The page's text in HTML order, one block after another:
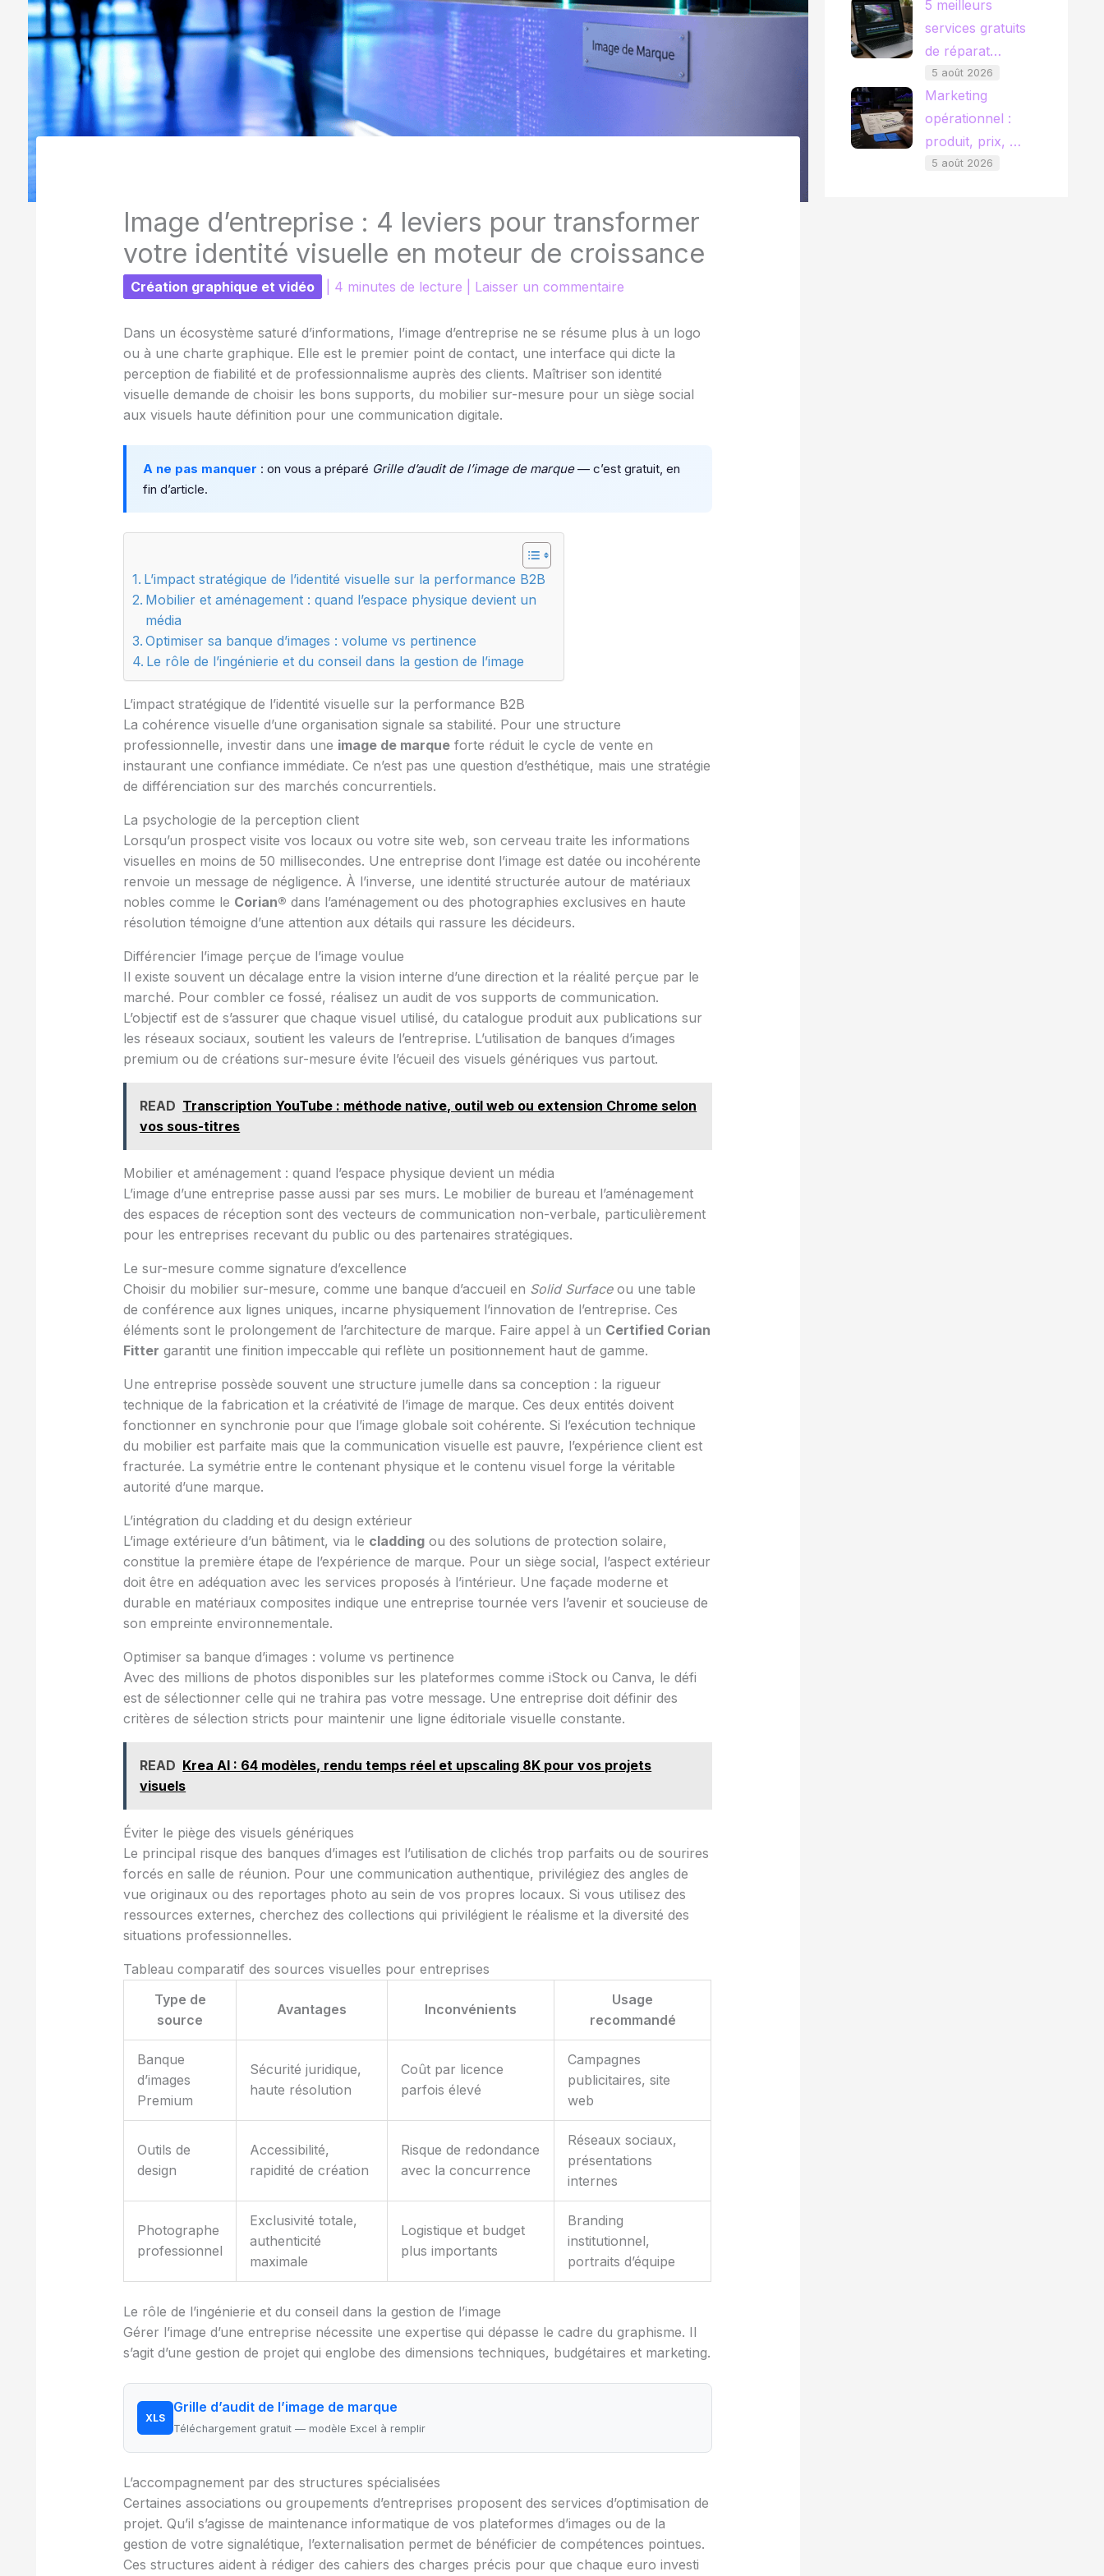
Image d’entreprise : 4 leviers pour transformer
votre identité visuelle en moteur de croissance
Création graphique et vidéo 4 minutes de lecture Laisser un commentaire
Dans un écosystème saturé d’informations, l’image d’entreprise ne se résume plus à un logo
ou à une charte graphique. Elle est le premier point de contact, une interface qui dicte la
perception de fiabilité et de professionnalisme auprès des clients. Maîtriser son identité
visuelle demande de choisir les bons supports, du mobilier sur-mesure pour un siège social
aux visuels haute définition pour une communication digitale.
A ne pas manquer : on vous a préparé Grille d’audit de l’image de marque— c’est gratuit, en
fin d’article.
L’impact stratégique de l’identité visuelle sur la performance B2B
Mobilier et aménagement : quand l’espace physique devient un
média
Optimiser sa banque d’images : volume vs pertinence
Le rôle de l’ingénierie et du conseil dans la gestion de l’image
L’impact stratégique de l’identité visuelle sur la performance B2B
La cohérence visuelle d’une organisation signale sa stabilité. Pour une structure
professionnelle, investir dans une image de marque forte réduit le cycle de vente en
instaurant une confiance immédiate. Ce n’est pas une question d’esthétique, mais une stratégie
de différenciation sur des marchés concurrentiels.
La psychologie de la perception client
Lorsqu’un prospect visite vos locaux ou votre site web, son cerveau traite les informations
visuelles en moins de 50 millisecondes. Une entreprise dont l’image est datée ou incohérente
renvoie un message de négligence. À l’inverse, une identité structurée autour de matériaux
nobles comme le Corian® dans l’aménagement ou des photographies exclusives en haute
résolution témoigne d’une attention aux détails qui rassure les décideurs.
Différencier l’image perçue de l’image voulue
Il existe souvent un décalage entre la vision interne d’une direction et la réalité perçue par le
marché. Pour combler ce fossé, réalisez un audit de vos supports de communication.
L’objectif est de s’assurer que chaque visuel utilisé, du catalogue produit aux publications sur
les réseaux sociaux, soutient les valeurs de l’entreprise. L’utilisation de banques d’images
premium ou de créations sur-mesure évite l’écueil des visuels génériques vus partout.
READ Transcription YouTube : méthode native, outil web ou extension Chrome selon
vos sous-titres
Mobilier et aménagement : quand l’espace physique devient un média
L’image d’une entreprise passe aussi par ses murs. Le mobilier de bureau et l’aménagement
des espaces de réception sont des vecteurs de communication non-verbale, particulièrement
pour les entreprises recevant du public ou des partenaires stratégiques.
Le sur-mesure comme signature d’excellence
Choisir du mobilier sur-mesure, comme une banque d’accueil en Solid Surfaceou une table
de conférence aux lignes uniques, incarne physiquement l’innovation de l’entreprise. Ces
éléments sont le prolongement de l’architecture de marque. Faire appel à un Certified Corian
Fitter garantit une finition impeccable qui reflète un positionnement haut de gamme.
Une entreprise possède souvent une structure jumelle dans sa conception : la rigueur
technique de la fabrication et la créativité de l’image de marque. Ces deux entités doivent
fonctionner en synchronie pour que l’image globale soit cohérente. Si l’exécution technique
du mobilier est parfaite mais que la communication visuelle est pauvre, l’expérience client est
fracturée. La symétrie entre le contenant physique et le contenu visuel forge la véritable
autorité d’une marque.
L’intégration du cladding et du design extérieur
L’image extérieure d’un bâtiment, via le cladding ou des solutions de protection solaire,
constitue la première étape de l’expérience de marque. Pour un siège social, l’aspect extérieur
doit être en adéquation avec les services proposés à l’intérieur. Une façade moderne et
durable en matériaux composites indique une entreprise tournée vers l’avenir et soucieuse de
son empreinte environnementale.
Optimiser sa banque d’images : volume vs pertinence
Avec des millions de photos disponibles sur les plateformes comme iStock ou Canva, le défi
est de sélectionner celle qui ne trahira pas votre message. Une entreprise doit définir des
critères de sélection stricts pour maintenir une ligne éditoriale visuelle constante.
READ Krea AI : 64 modèles, rendu temps réel et upscaling 8K pour vos projets
visuels
Éviter le piège des visuels génériques
Le principal risque des banques d’images est l’utilisation de clichés trop parfaits ou de sourires
forcés en salle de réunion. Pour une communication authentique, privilégiez des angles de
vue originaux ou des reportages photo au sein de vos propres locaux. Si vous utilisez des
ressources externes, cherchez des collections qui privilégient le réalisme et la diversité des
situations professionnelles.
Tableau comparatif des sources visuelles pour entreprises
Type de
source
Avantages Inconvénients
Usage
recommandé
Banque
d’images
Premium
Sécurité juridique,
haute résolution
Coût par licence
parfois élevé
Campagnes
publicitaires, site
web
Outils de
design
Accessibilité,
rapidité de création
Risque de redondance
avec la concurrence
Réseaux sociaux,
présentations
internes
Photographe
professionnel
Exclusivité totale,
authenticité
maximale
Logistique et budget
plus importants
Branding
institutionnel,
portraits d’équipe
Le rôle de l’ingénierie et du conseil dans la gestion de l’image
Gérer l’image d’une entreprise nécessite une expertise qui dépasse le cadre du graphisme. Il
s’agit d’une gestion de projet qui englobe des dimensions techniques, budgétaires et marketing.
XLS
Grille d’audit de l’image de marque
Téléchargement gratuit — modèle Excel à remplir
L’accompagnement par des structures spécialisées
Certaines associations ou groupements d’entreprises proposent des services d’optimisation de
projet. Qu’il s’agisse de maintenance informatique de vos plateformes d’images ou de la
gestion de votre signalétique, l’externalisation permet de bénéficier de compétences pointues.
Ces structures aident à rédiger des cahiers des charges précis pour que chaque euro investi
5 meilleurs
services gratuits
de réparat…
5 août 2026
Marketing
opérationnel :
produit, prix, …
5 août 2026